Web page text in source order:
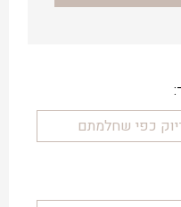
כפי שחלמתם